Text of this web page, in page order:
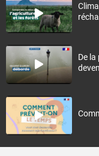
De